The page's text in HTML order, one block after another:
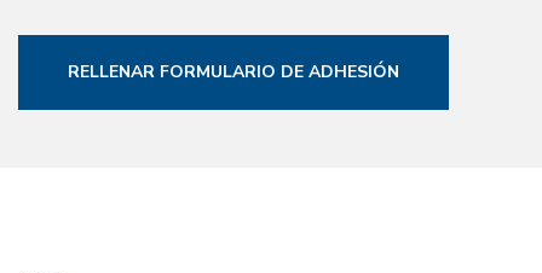
RELLENAR FORMULARIO DE ADHESIÓN